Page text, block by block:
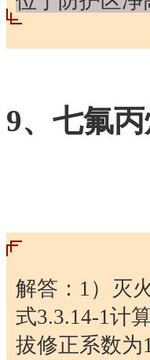
9、七氟
解答：1）灭
式3.3.14-1计
拔修正系数为